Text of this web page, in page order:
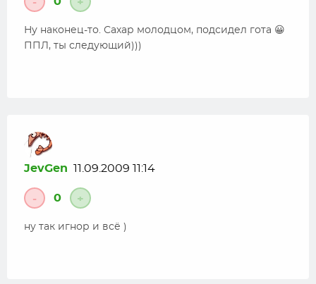
- +
Ну наконец-то. Сахар молодцом, подсидел гота 😀
ППЛ, ты следующий)))
JevGen 11.09.2009 11:14
- 0 +
ну так игнор и всё )